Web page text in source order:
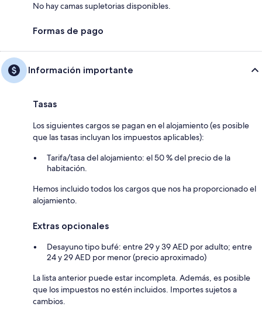
No hay camas supletorias disponibles.
Formas de pago
Información importante
Tasas
Los siguientes cargos se pagan en el alojamiento (es posible
que las tasas incluyan los impuestos aplicables):
Tarifa/tasa del alojamiento: el 50 % del precio de la
habitación.
Hemos incluido todos los cargos que nos ha proporcionado el
alojamiento.
Extras opcionales
Desayuno tipo bufé: entre 29 y 39 AED por adulto; entre
24 y 29 AED por menor (precio aproximado)
La lista anterior puede estar incompleta. Además, es posible
que los impuestos no estén incluidos. Importes sujetos a
cambios.